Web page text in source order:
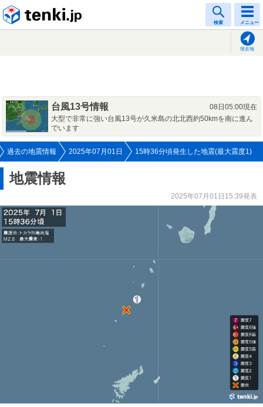
検索 メニュー
現在地
台風13号情報
08日05:00現在
大型で非常に強い台風13号が久米島の北北西約50kmを南に進ん
でいます
過去の地震情報 2025年07月01日 15時36分頃発生した地震(最大震度1)
地震情報
2025年07月01日15:39発表